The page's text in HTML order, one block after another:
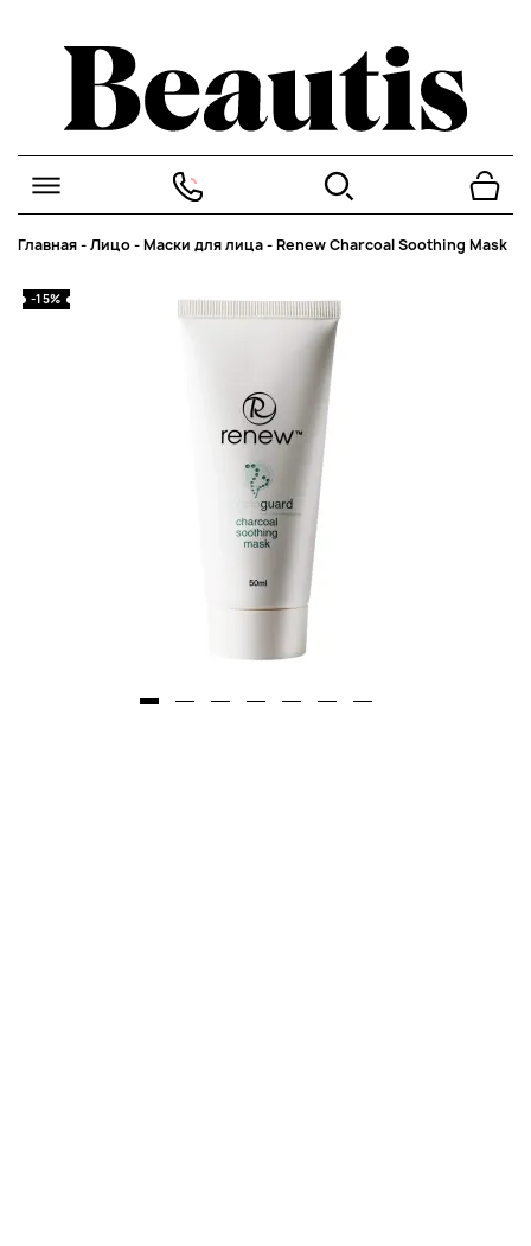
Главная-Лицо-Маски для лица-Renew Charcoal Soothing Mask
-15%